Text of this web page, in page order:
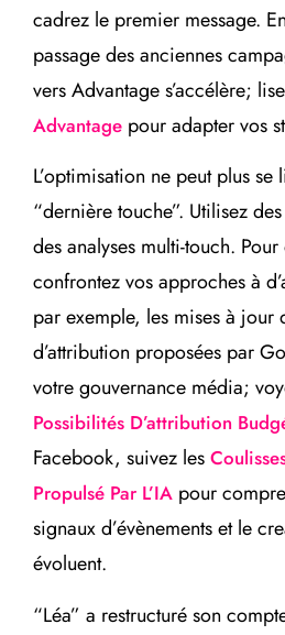
cadrez le premier message.
passage des anciennes
vers Advantage s’accélère;
Advantage pour adapter vos
L’optimisation ne peut plus se
“dernière touche”. Utilisez
des analyses multi-touch.
confrontez vos approches à
par exemple, les mises à jour
d’attribution proposées par
votre gouvernance média;
Possibilités D’attribution
Facebook, suivez les
Propulsé Par L’IA pour
signaux d’évènements et le
évoluent.
“Léa” a restructuré son